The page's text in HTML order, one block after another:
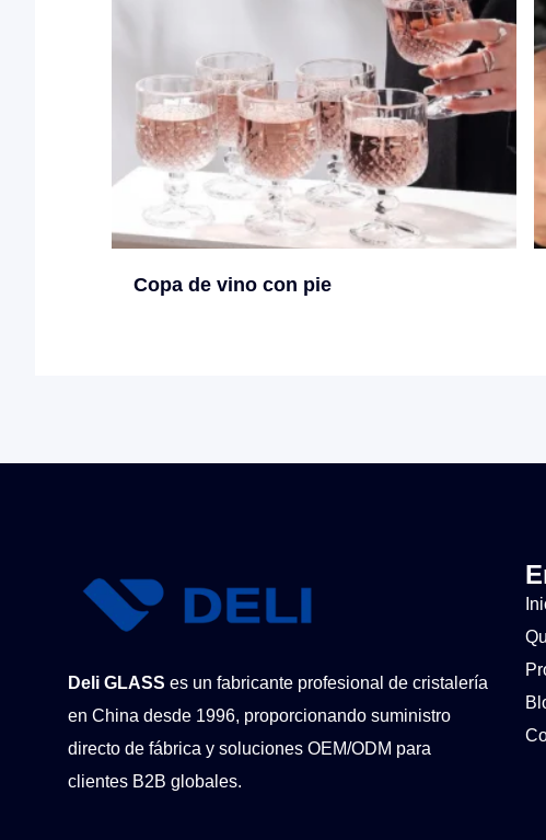
Copa de vino con pie
Deli GLASS es un fabricante profesional de cristalería
en China desde 1996, proporcionando suministro
directo de fábrica y soluciones OEM/ODM para
clientes B2B globales.